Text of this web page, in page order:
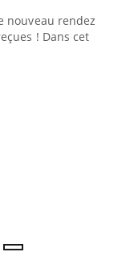
rendez-
! Dans cet
de vie au
Blugeon,